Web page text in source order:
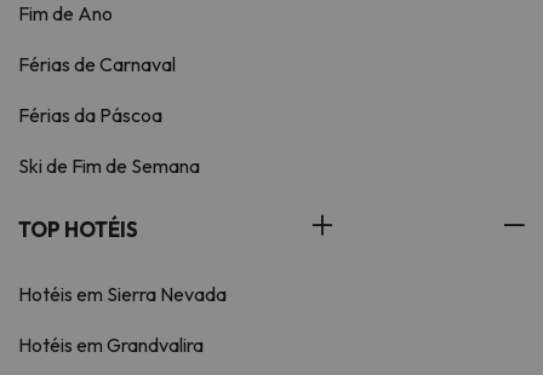
Fim de Ano
Férias de Carnaval
Férias da Páscoa
Ski de Fim de Semana
TOP HOTÉIS
Hotéis em Sierra Nevada
Hotéis em Grandvalira